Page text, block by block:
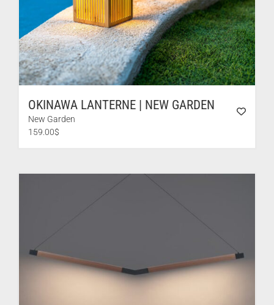
OKINAWA LANTERNE | NEW GARDEN
New Garden
159.00$